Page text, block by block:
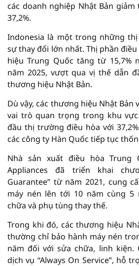
các doanh nghiệp Nhật Bản giảm
37,2%.
Indonesia là một trong những
sự thay đổi lớn nhất. Thị phần
hiệu Trung Quốc tăng từ 15,7%
năm 2025, vượt qua vị thế dẫn
thương hiệu Nhật Bản.
Dù vậy, các thương hiệu Nhật Bản
vai trò quan trọng trong khu
đầu thị trường điều hòa với
các công ty Hàn Quốc tiếp tục
Nhà sản xuất điều hòa Trung
Appliances đã triển khai
Guarantee” từ năm 2021, cung
máy nén lên tới 10 năm cùng 5
chữa và phụ tùng thay thế.
Trong khi đó, các thương hiệu
thường chỉ bảo hành máy nén
năm đối với sửa chữa, linh kiện.
dịch vụ “Always On Service”, hỗ